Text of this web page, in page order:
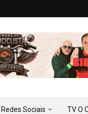
Redes Sociais TV O